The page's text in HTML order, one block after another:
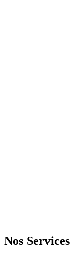
Nos Services